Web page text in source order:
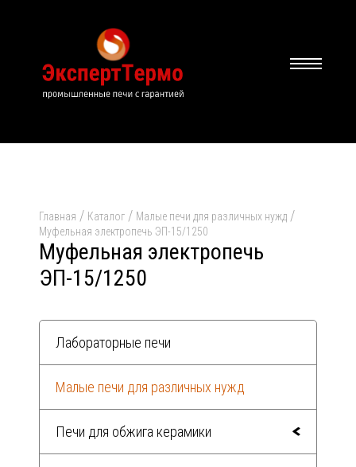
Главная / Каталог / Малые печи для различных нужд /
Муфельная электропечь ЭП-15/1250
Муфельная электропечь
ЭП-15/1250
Лабораторные печи
Малые печи для различных нужд
Печи для обжига керамики